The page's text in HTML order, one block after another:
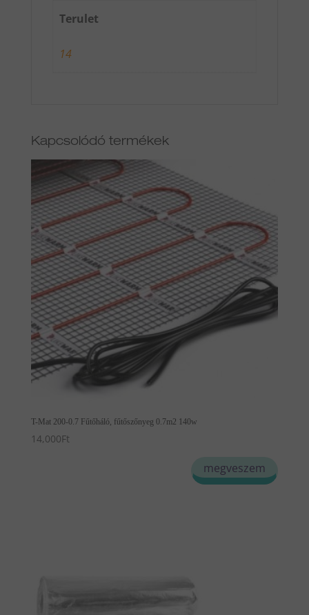
Terulet
14
Kapcsolódó termékek
T-Mat 200-0.7 Fűtőháló, fűtőszőnyeg 0.7m2 140w
14,000Ft
megveszem